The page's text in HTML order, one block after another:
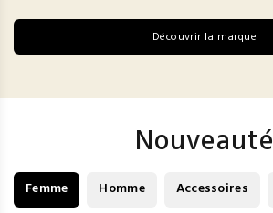
Découvrir la marque
Nouveauté
Femme Homme Accessoires